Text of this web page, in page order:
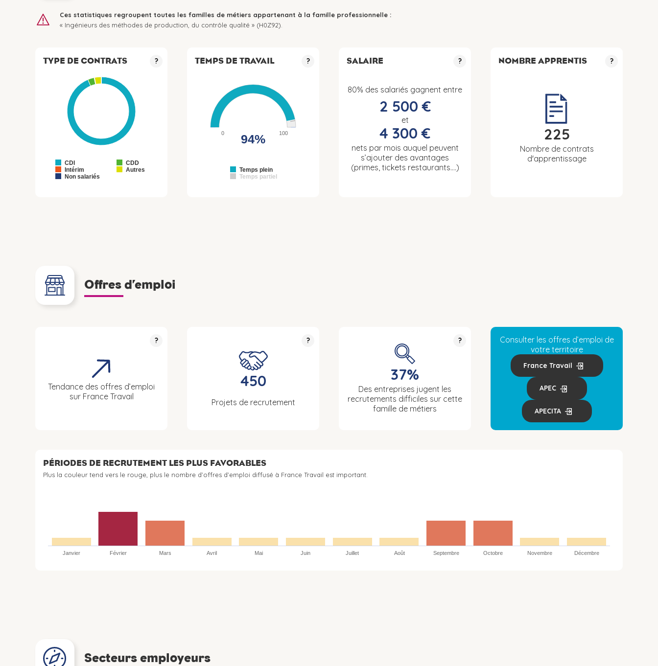
Ces statistiques regroupent toutes les familles de métiers appartenant à la famille professionnelle :
« Ingénieurs des méthodes de production, du contrôle qualité » (H0Z92).
TYPE DE CONTRATS ?
CDI
CDD
Intérim
Autres
Non salariés
TEMPS DE TRAVAIL ?
Temps plein
Temps partiel
0 100
94%
SALAIRE ?
80% des salariés gagnent entre
2 500 €
et
4 300 €
nets par mois auquel peuvent
s’ajouter des avantages
(primes, tickets restaurants….)
NOMBRE APPRENTIS ?
225
Nombre de contrats
d'apprentissage
Offres d’emploi
?
Tendance des offres d’emploi
sur France Travail
?
450
Projets de recrutement
?
37%
Des entreprises jugent les
recrutements difficiles sur cette
famille de métiers
Consulter les offres d’emploi de
votre territoire
France Travail
APEC
APECITA
PÉRIODES DE RECRUTEMENT LES PLUS FAVORABLES
Plus la couleur tend vers le rouge, plus le nombre d’offres d’emploi diffusé à France Travail est important.
Janvier Février Mars Avril Mai Juin Juillet Août Septembre Octobre Novembre Décembre
Secteurs employeurs